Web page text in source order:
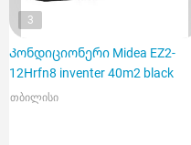
3
Კონდიციონერი Midea EZ2-
12Hrfn8 inventer 40m2 black
თბილისი